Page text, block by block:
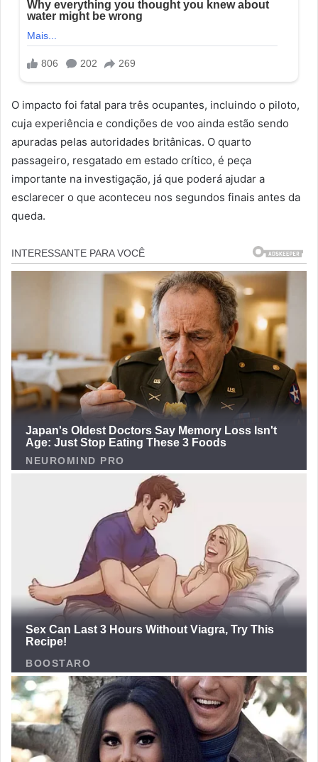
O impacto foi fatal para três ocupantes, incluindo o piloto,
cuja experiência e condições de voo ainda estão sendo
apuradas pelas autoridades britânicas. O quarto
passageiro, resgatado em estado crítico, é peça
importante na investigação, já que poderá ajudar a
esclarecer o que aconteceu nos segundos finais antes da
queda.